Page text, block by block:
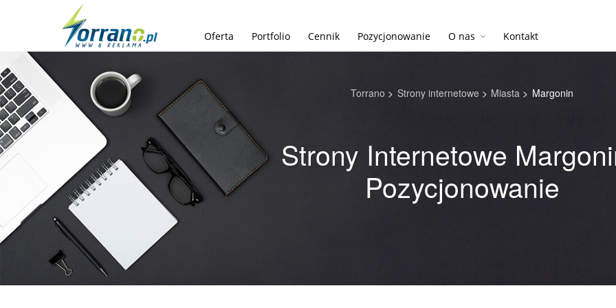
Oferta Portfolio Cennik Pozycjonowanie O nas Kontakt
Torrano > Strony internetowe > Miasta > Margonin
Strony Internetowe
Pozycjonowanie